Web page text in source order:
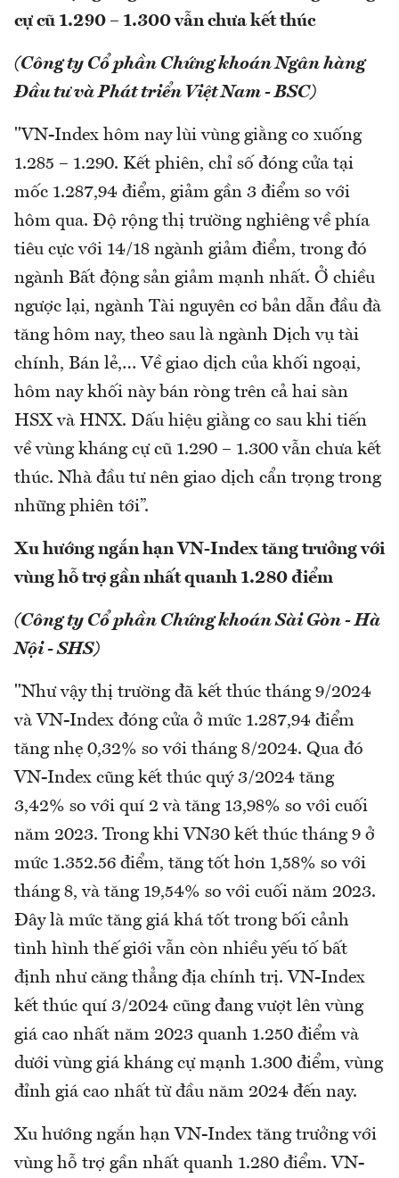
cự cũ 1.290 – 1.300 vẫn chưa kết thúc
(Công ty Cổ phần Chứng khoán Ngân hàng
Đầu tư và Phát triển Việt Nam - BSC)
"VN-Index hôm nay lùi vùng giằng co xuống
1.285 – 1.290. Kết phiên, chỉ số đóng cửa tại
mốc 1.287,94 điểm, giảm gần 3 điểm so với
hôm qua. Độ rộng thị trường nghiêng về phía
tiêu cực với 14/18 ngành giảm điểm, trong đó
ngành Bất động sản giảm mạnh nhất. Ở chiều
ngược lại, ngành Tài nguyên cơ bản dẫn đầu đà
tăng hôm nay, theo sau là ngành Dịch vụ tài
chính, Bán lẻ,… Về giao dịch của khối ngoại,
hôm nay khối này bán ròng trên cả hai sàn
HSX và HNX. Dấu hiệu giằng co sau khi tiến
về vùng kháng cự cũ 1.290 – 1.300 vẫn chưa kết
thúc. Nhà đầu tư nên giao dịch cẩn trọng trong
những phiên tới”.
Xu hướng ngắn hạn VN-Index tăng trưởng với
vùng hỗ trợ gần nhất quanh 1.280 điểm
(Công ty Cổ phần Chứng khoán Sài Gòn - Hà
Nội - SHS)
"Như vậy thị trường đã kết thúc tháng 9/2024
và VN-Index đóng cửa ở mức 1.287,94 điểm
tăng nhẹ 0,32% so với tháng 8/2024. Qua đó
VN-Index cũng kết thúc quý 3/2024 tăng
3,42% so với quí 2 và tăng 13,98% so với cuối
năm 2023. Trong khi VN30 kết thúc tháng 9 ở
mức 1.352.56 điểm, tăng tốt hơn 1,58% so với
tháng 8, và tăng 19,54% so với cuối năm 2023.
Đây là mức tăng giá khá tốt trong bối cảnh
tình hình thế giới vẫn còn nhiều yếu tố bất
định như căng thẳng địa chính trị. VN-Index
kết thúc quí 3/2024 cũng đang vượt lên vùng
giá cao nhất năm 2023 quanh 1.250 điểm và
dưới vùng giá kháng cự mạnh 1.300 điểm, vùng
đỉnh giá cao nhất từ đầu năm 2024 đến nay.
Xu hướng ngắn hạn VN-Index tăng trưởng với
vùng hỗ trợ gần nhất quanh 1.280 điểm. VN-